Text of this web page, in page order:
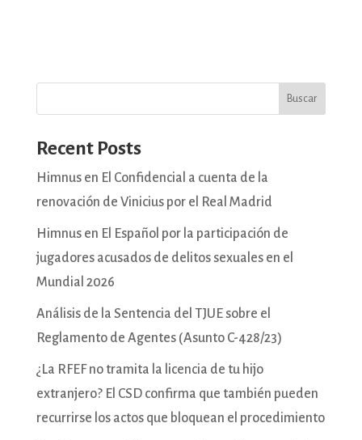
Buscar
Recent Posts
Himnus en El Confidencial a cuenta de la
renovación de Vinicius por el Real Madrid
Himnus en El Español por la participación de
jugadores acusados de delitos sexuales en el
Mundial 2026
Análisis de la Sentencia del TJUE sobre el
Reglamento de Agentes (Asunto C-428/23)
¿La RFEF no tramita la licencia de tu hijo
extranjero? El CSD confirma que también pueden
recurrirse los actos que bloquean el procedimiento